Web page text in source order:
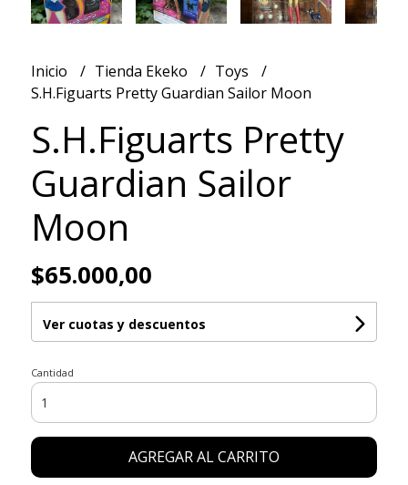
Inicio Tienda Ekeko
Toys
S.H.Figuarts Pretty Guardian Sailor Moon
S.H.Figuarts Pretty
Guardian Sailor
Moon
$65.000,00
Ver cuotas y descuentos
Cantidad
AGREGAR AL CARRITO